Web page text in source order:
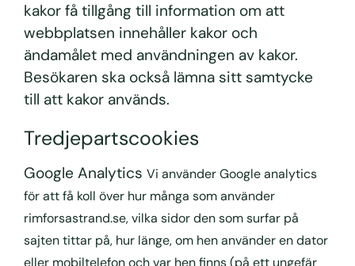
kakor få tillgång till information om att
webbplatsen innehåller kakor och
ändamålet med användningen av kakor.
Besökaren ska också lämna sitt samtycke
till att kakor används.
Tredjepartscookies
Google Analytics Vi använder Google analytics
för att få koll över hur många som använder
rimforsastrand.se, vilka sidor den som surfar på
sajten tittar på, hur länge, om hen använder en dator
eller mobiltelefon och var hen finns (på ett ungefär